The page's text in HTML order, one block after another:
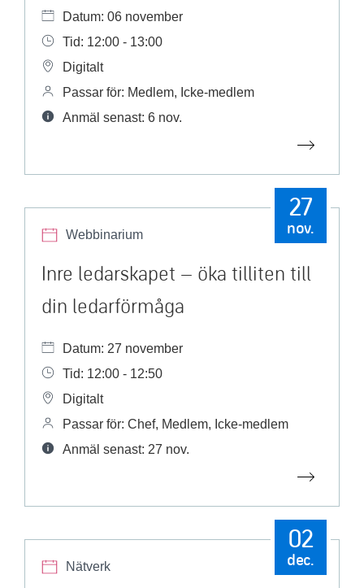
Datum: 06 november
Tid: 12:00 - 13:00
Digitalt
Passar för: Medlem, Icke-medlem
Anmäl senast: 6 nov.
Webbinarium
27
nov.
Inre ledarskapet – öka tilliten till
din ledarförmåga
Datum: 27 november
Tid: 12:00 - 12:50
Digitalt
Passar för: Chef, Medlem, Icke-medlem
Anmäl senast: 27 nov.
Nätverk
02
dec.